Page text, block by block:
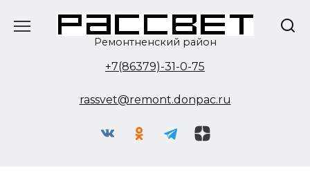
Ремонтненский район
+7(86379)-31-0-75
rassvet@remont.donpac.ru